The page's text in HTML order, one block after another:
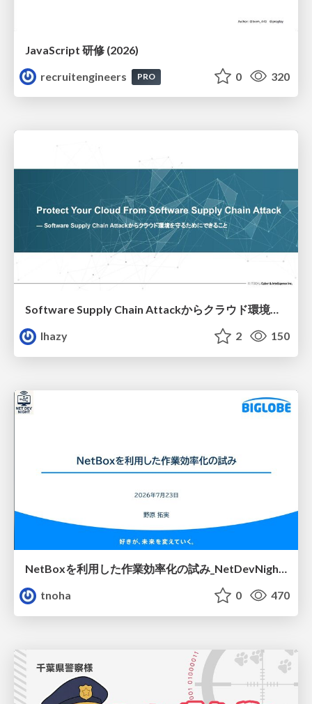
JavaScript 研修 (2026)
recruitengineers
PRO 0 320
Software Supply Chain Attackからクラウド環境を守るためにできること
lhazy
2 150
NetBoxを利用した作業効率化の試み_NetDevNight4
tnoha
0 470